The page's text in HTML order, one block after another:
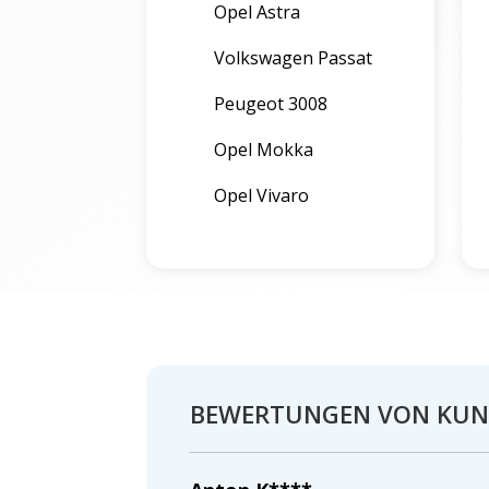
Opel Astra
Volkswagen Passat
Peugeot 3008
Opel Mokka
Opel Vivaro
BEWERTUNGEN VON